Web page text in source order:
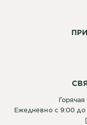
Ежедневно с 9:00 до